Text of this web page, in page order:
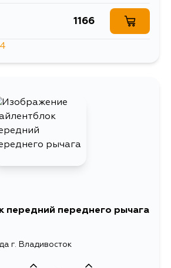
1166
1166
передний переднего рычага
г. Владивосток